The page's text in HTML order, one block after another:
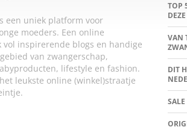
een uniek platform voor
moeders. Een online
vol inspirerende blogs en handige
van zwangerschap,
lifestyle en fashion.
leukste online (winkel)straatje
TOP
VAN
DIT